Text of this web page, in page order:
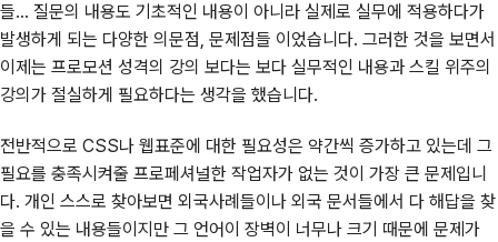
들... 질문의 내용도 기초적인 내용이 아니라 실제로 실무에 적용하다가
발생하게 되는 다양한 의문점, 문제점들 이었습니다. 그러한 것을 보면서
이제는 프로모션 성격의 강의 보다는 보다 실무적인 내용과 스킬 위주의
강의가 절실하게 필요하다는 생각을 했습니다.
전반적으로 CSS나 웹표준에 대한 필요성은 약간씩 증가하고 있는데 그
필요를 충족시켜줄 프로페셔널한 작업자가 없는 것이 가장 큰 문제입니
다. 개인 스스로 찾아보면 외국사례들이나 외국 문서들에서 다 해답을 찾
을 수 있는 내용들이지만 그 언어이 장벽이 너무나 크기 때문에 문제가